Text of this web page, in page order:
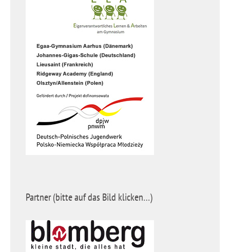
Partner (bitte auf das Bild klicken…)